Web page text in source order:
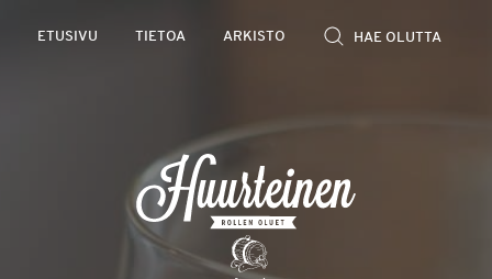
ETUSIVU TIETOA ARKISTO